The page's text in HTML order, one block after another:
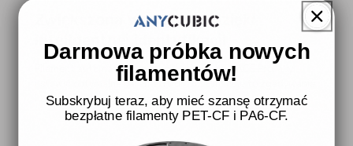
Zwiększona wydajność dzięki
inteligentnej identyfikacji
Filament automatycznie synchronizuje się z ACE Pro, aby
ustawić optymalne parametry druku. Eliminuje to zgadywanie
i zapewnia płynne, bezbłędne drukowanie.
Darmowa próbka nowych
filamentów!
Subskrybuj teraz, aby mieć szansę otrzymać
bezpłatne filamenty PET-CF i PA6-CF.